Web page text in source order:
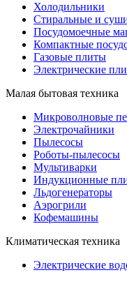
Холодильники
Стиральные и
Посудомоечные
Компактные
Газовые плиты
Электрические
Малая бытовая техника
Микроволновые
Электрочайники
Пылесосы
Роботы-пылесосы
Мультиварки
Индукционные
Льдогенераторы
Аэрогрили
Кофемашины
Климатическая техника
Электрические